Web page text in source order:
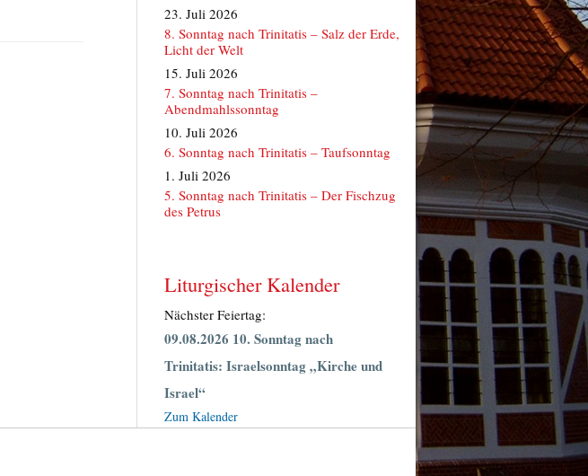
23. Juli 2026
8. Sonntag nach Trinitatis – Salz der Erde,
Licht der Welt
15. Juli 2026
7. Sonntag nach Trinitatis –
Abendmahlssonntag
10. Juli 2026
6. Sonntag nach Trinitatis – Taufsonntag
1. Juli 2026
5. Sonntag nach Trinitatis – Der Fischzug
des Petrus
Liturgischer Kalender
Nächster Feiertag:
09.08.2026 10. Sonntag nach
Trinitatis: Israelsonntag „Kirche und
Israel“
Zum Kalender